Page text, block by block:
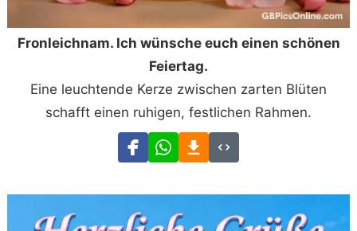
Fronleichnam. Ich wünsche euch einen schönen
Feiertag.
Eine leuchtende Kerze zwischen zarten Blüten
schafft einen ruhigen, festlichen Rahmen.